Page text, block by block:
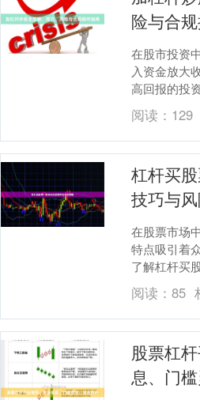
险与合
在股市投资
入资金放大
高回报的投
把双刃剑杠
也可能加剧
阅读： 129
杠杆买
技巧与
在股票市场
特点吸引着
了解杠杆买
入这一领域
统介绍杠杆
阅读：85
股票杠
息、门